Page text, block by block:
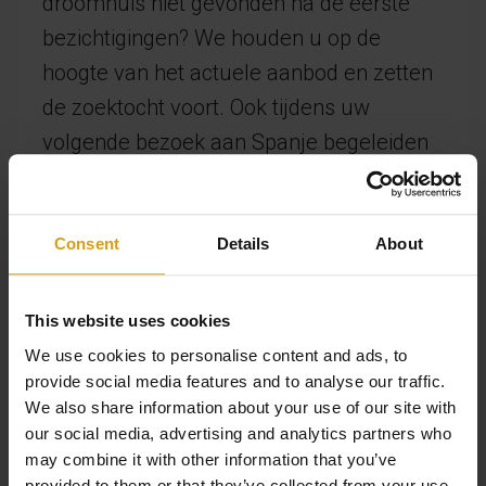
Consent Details About
This website uses cookies
We use cookies to personalise content and ads, to
provide social media features and to analyse our traffic.
We also share information about your use of our site with
our social media, advertising and analytics partners who
may combine it with other information that you’ve
bezichtigingen? We houden u op de
hoogte van het actuele aanbod en zetten
de zoektocht voort. Ook tijdens uw
volgende bezoek aan Spanje begeleiden
wij u verder. Dit alles doen we op een
ontspannen manier, zodat u met een
gerust hart de juiste beslissingen kunt
nemen. Vindt u een woning bij een andere
aanbieder die uw interesse wekt, dan
kunnen we in de meeste gevallen contact
opnemen met de eigenaar of de lokale
makelaar om als aankoopmakelaar voor
u op te treden. Kortom, wij zorgen ervoor